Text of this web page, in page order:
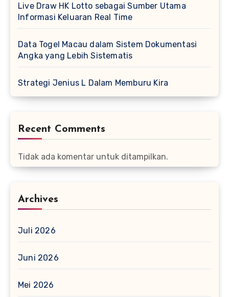
Live Draw HK Lotto sebagai Sumber Utama
Informasi Keluaran Real Time
Data Togel Macau dalam Sistem Dokumentasi
Angka yang Lebih Sistematis
Strategi Jenius L Dalam Memburu Kira
Recent Comments
Tidak ada komentar untuk ditampilkan.
Archives
Juli 2026
Juni 2026
Mei 2026